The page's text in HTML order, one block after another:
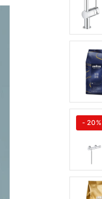
- 20%